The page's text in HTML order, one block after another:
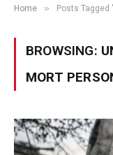
Home » Posts Tagged
BROWSING:
MORT